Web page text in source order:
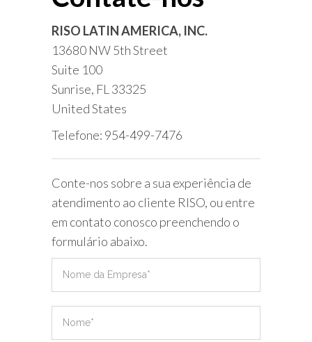
RISO LATIN AMERICA, INC.
13680 NW 5th Street
Suite 100
Sunrise, FL 33325
United States
Telefone: 954-499-7476
Conte-nos sobre a sua experiência de
atendimento ao cliente RISO, ou entre
em contato conosco preenchendo o
formulário abaixo.